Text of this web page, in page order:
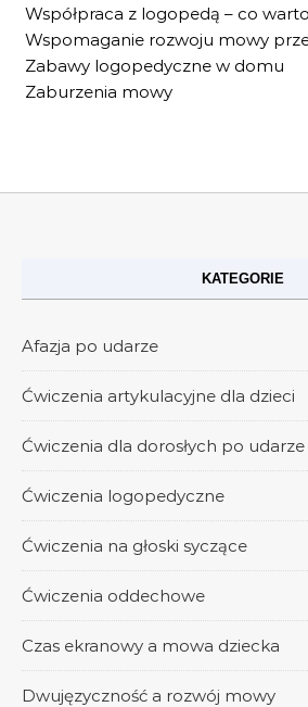
Współpraca z logopedą – co
Wspomaganie rozwoju mowy
Zabawy logopedyczne w domu
Zaburzenia mowy
KATEGORIE
Afazja po udarze
Ćwiczenia artykulacyjne dla dzieci
Ćwiczenia dla dorosłych po udarze
Ćwiczenia logopedyczne
Ćwiczenia na głoski syczące
Ćwiczenia oddechowe
Czas ekranowy a mowa dziecka
Dwujęzyczność a rozwój mowy